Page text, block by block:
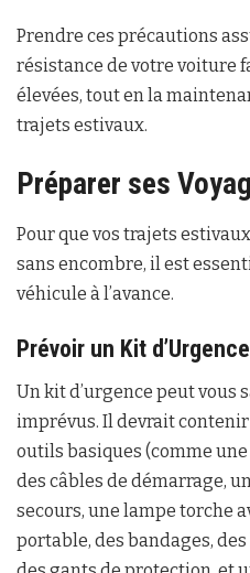
Prendre ces précautions
résistance de votre voiture
élevées, tout en la
trajets estivaux.
Préparer ses
Pour que vos trajets
sans encombre, il est
véhicule à l’avance.
Prévoir un Kit d’Urgence
Un kit d’urgence peut vous
imprévus. Il devrait contenir
outils basiques (comme
des câbles de démarrage,
secours, une lampe torche
portable, des bandages,